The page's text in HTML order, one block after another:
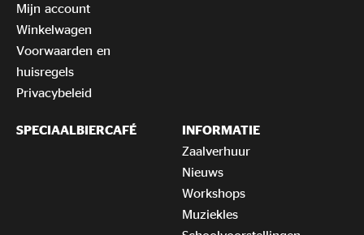
Mijn account
Winkelwagen
Voorwaarden en
huisregels
Privacybeleid
SPECIAALBIERCAFÉ
INFORMATIE
Zaalverhuur
Nieuws
Workshops
Muziekles